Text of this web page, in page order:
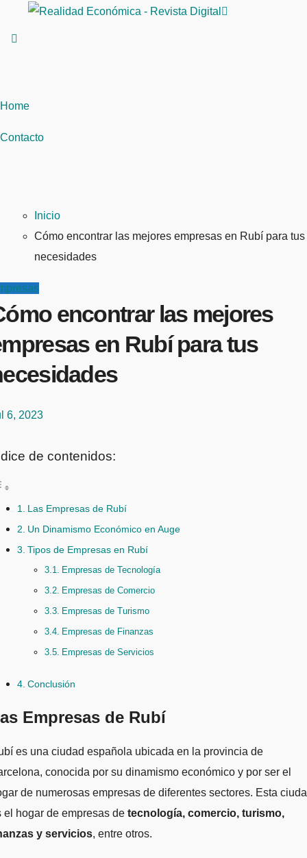
Home
Contacto
Inicio
Cómo encontrar las mejores empresas en Rubí para tus
necesidades
encontrar las mejores
en Rubí para tus
6, 2023
de contenidos:
Las Empresas de Rubí
Un Dinamismo Económico en Auge
Tipos de Empresas en Rubí
Empresas de Tecnología
Empresas de Comercio
Empresas de Turismo
Empresas de Finanzas
Empresas de Servicios
Conclusión
Empresas de Rubí
conocida por su dinamismo económico y por ser el
de numerosas empresas de diferentes sectores. Esta
el hogar de empresas de tecnología, comercio, turismo,
y servicios, entre otros.